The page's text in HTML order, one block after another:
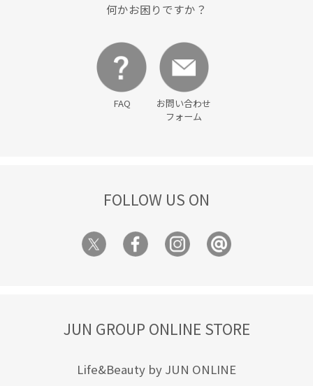
何かお困りですか？
FAQ
お問い合わせ
フォーム
FOLLOW US ON
JUN GROUP ONLINE STORE
Life&Beauty by JUN ONLINE